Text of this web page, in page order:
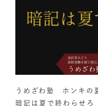
うめざわ塾 ホンキ
暗記は夏で終わらせろ